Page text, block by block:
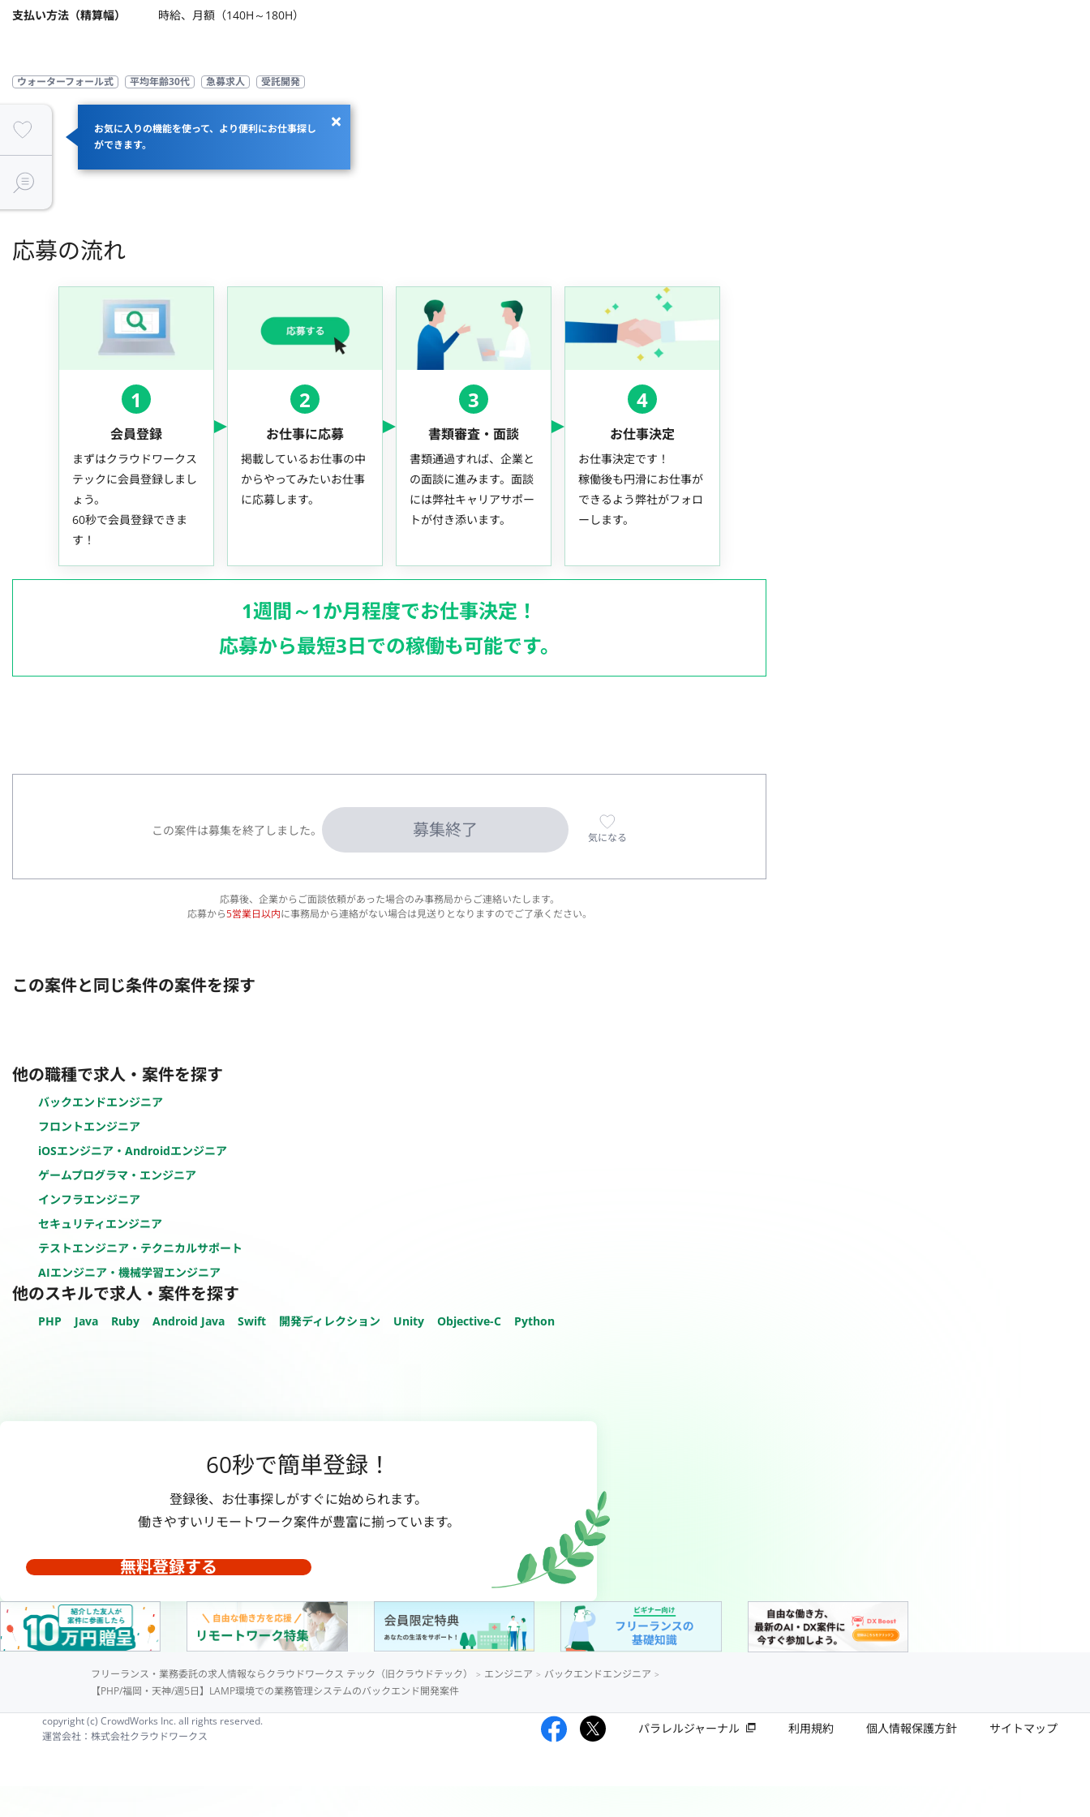
お気に入りの機能を使って、より便利にお仕事探し
ができます。
支払い方法（精算幅）
時給、月額（140H～180H）
ウォーターフォール式 平均年齢30代 急募求人 受託開発
JOBID：
応募の流れ
1
会員登録
まずはクラウドワークス
テックに会員登録しまし
ょう。
60秒で会員登録できま
す！
2
お仕事に応募
掲載しているお仕事の中
からやってみたいお仕事
に応募します。
3
書類審査・面談
書類通過すれば、企業と
の面談に進みます。面談
には弊社キャリアサポー
トが付き添います。
4
お仕事決定
お仕事決定です！
稼働後も円滑にお仕事が
できるよう弊社がフォロ
ーします。
1週間～1か月程度でお仕事決定！
応募から最短3日での稼働も可能です。
この案件は募集を終了しました。 募集終了 気になる
応募後、企業からご面談依頼があった場合のみ事務局からご連絡いたします。
応募から5営業日以内に事務局から連絡がない場合は見送りとなりますのでご了承ください。
この案件と同じ条件の案件を探す
他の職種で求人・案件を探す
バックエンドエンジニア
フロントエンジニア
iOSエンジニア・Androidエンジニア
ゲームプログラマ・エンジニア
インフラエンジニア
セキュリティエンジニア
テストエンジニア・テクニカルサポート
AIエンジニア・機械学習エンジニア
他のスキルで求人・案件を探す
PHP Java Ruby Android Java Swift 開発ディレクション Unity Objective-C Python
60秒で簡単登録！
登録後、お仕事探しがすぐに始められます。
働きやすいリモートワーク案件が豊富に揃っています。
無料登録する
フリーランス・業務委託の求人情報ならクラウドワークス テック（旧クラウドテック） エンジニア
バックエンドエンジニア
【PHP/福岡・天神/週5日】LAMP環境での業務管理システムのバックエンド開発案件
copyright (c) CrowdWorks Inc. all rights reserved.
運営会社：株式会社クラウドワークス
パラレルジャーナル 利用規約 個人情報保護方針 サイトマップ